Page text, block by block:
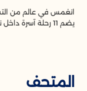
انغمس في عالم من
يضم 11 رحلة آسرة داخل نڤرلاند الغردقة
المتحف